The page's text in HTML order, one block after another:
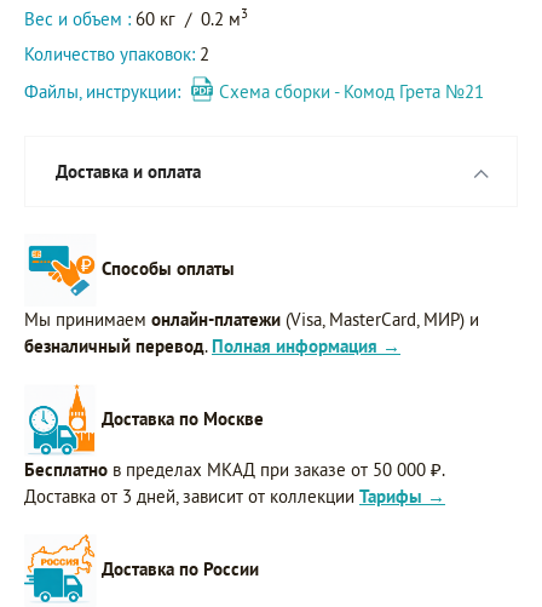
Вес и объем : 60 кг / 0.2 м3
Количество упаковок: 2
Файлы, инструкции:
Схема сборки - Комод Грета №21
Доставка и оплата
Способы оплаты
Мы принимаем онлайн-платежи (Visa, MasterCard, МИР) и
безналичный перевод. Полная информация →
Доставка по Москве
Бесплатно в пределах МКАД при заказе от 50 000 ₽.
Доставка от 3 дней, зависит от коллекции Тарифы →
Доставка по России